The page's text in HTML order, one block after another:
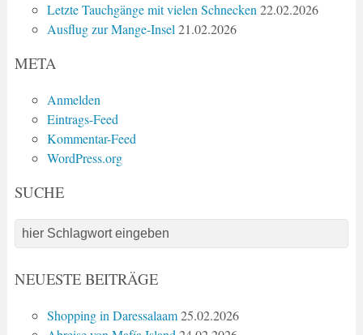
Letzte Tauchgänge mit vielen Schnecken 22.02.2026
Ausflug zur Mange-Insel 21.02.2026
META
Anmelden
Eintrags-Feed
Kommentar-Feed
WordPress.org
SUCHE
NEUESTE BEITRÄGE
Shopping in Daressalaam 25.02.2026